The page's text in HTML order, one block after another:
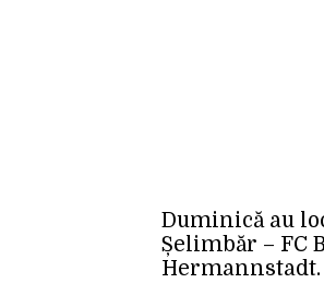
Duminică au
Șelimbăr – FC
Hermannstadt.